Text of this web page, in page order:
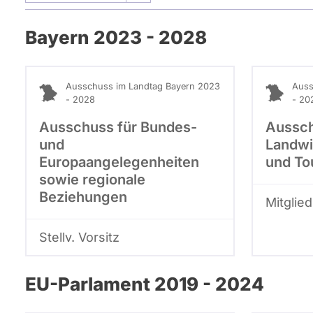
Bayern 2023 - 2028
Ausschuss im Landtag Bayern 2023
- 2028
Ausschuss für Bundes-
und
Europaangelegenheiten
sowie regionale
Beziehungen
Stellv. Vorsitz
-
und
Mitglied
EU-Parlament 2019 - 2024